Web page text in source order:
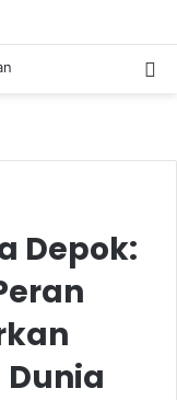
Depok: